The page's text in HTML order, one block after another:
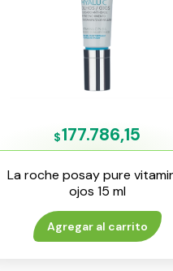
$177.786,15
La roche posay pure
ojos 15 ml
Agregar al carrito